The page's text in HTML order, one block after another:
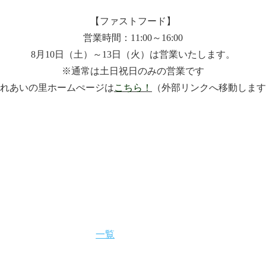
【ファストフード】
営業時間：11:00～16:00
8月10日（土）～13日（火）は営業いたします。
※通常は土日祝日のみの営業です
あいの里ホームぺージはこちら！ （外部リンクへ移動しま
一覧